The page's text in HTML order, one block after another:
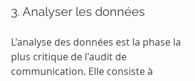
3. Analyser les données
L'analyse des données est la phase la
plus critique de l'audit de
communication. Elle consiste à